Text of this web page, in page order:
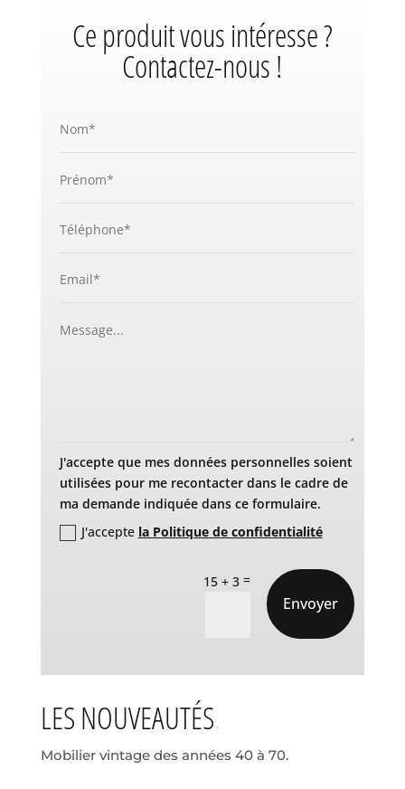
Ce produit vous intéresse ?
Contactez-nous !
J'accepte que mes données personnelles soient
utilisées pour me recontacter dans le cadre de
ma demande indiquée dans ce formulaire.
J'accepte la Politique de confidentialité
15 + 3 =
Envoyer
LES NOUVEAUTÉS
Mobilier vintage des années 40 à 70.